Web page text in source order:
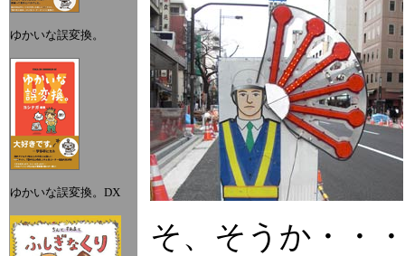
ゆかいな誤変換。
ゆかいな誤変換。DX
そ、そうか・・